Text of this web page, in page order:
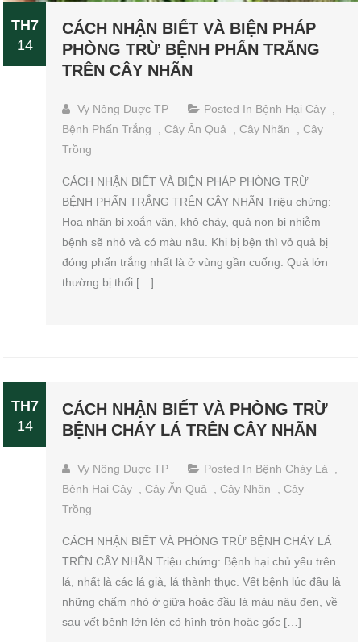
TH7
14
CÁCH NHẬN BIẾT VÀ BIỆN PHÁP
PHÒNG TRỪ BỆNH PHẤN TRẮNG
TRÊN CÂY NHÃN
Vy Nông Duợc TP Posted In Bệnh Hại Cây
Bệnh Phấn Trắng
Cây Ăn Quả Cây Nhãn
Cây
Trồng
CÁCH NHẬN BIẾT VÀ BIỆN PHÁP PHÒNG TRỪ
BỆNH PHẤN TRẮNG TRÊN CÂY NHÃN Triệu chứng:
Hoa nhãn bị xoắn vặn, khô cháy, quả non bị nhiễm
bệnh sẽ nhỏ và có màu nâu. Khi bị bện thì vỏ quả bị
đóng phấn trắng nhất là ở vùng gần cuống. Quả lớn
thường bị thối […]
TH7
14
CÁCH NHẬN BIẾT VÀ PHÒNG TRỪ
BỆNH CHÁY LÁ TRÊN CÂY NHÃN
Vy Nông Duợc TP Posted In Bệnh Cháy Lá
Bệnh Hại Cây
Cây Ăn Quả Cây Nhãn
Cây
Trồng
CÁCH NHẬN BIẾT VÀ PHÒNG TRỪ BỆNH CHÁY LÁ
TRÊN CÂY NHÃN Triệu chứng: Bệnh hại chủ yếu trên
lá, nhất là các lá già, lá thành thục. Vết bệnh lúc đầu là
những chấm nhỏ ở giữa hoặc đầu lá màu nâu đen, về
sau vết bệnh lớn lên có hình tròn hoặc gốc […]